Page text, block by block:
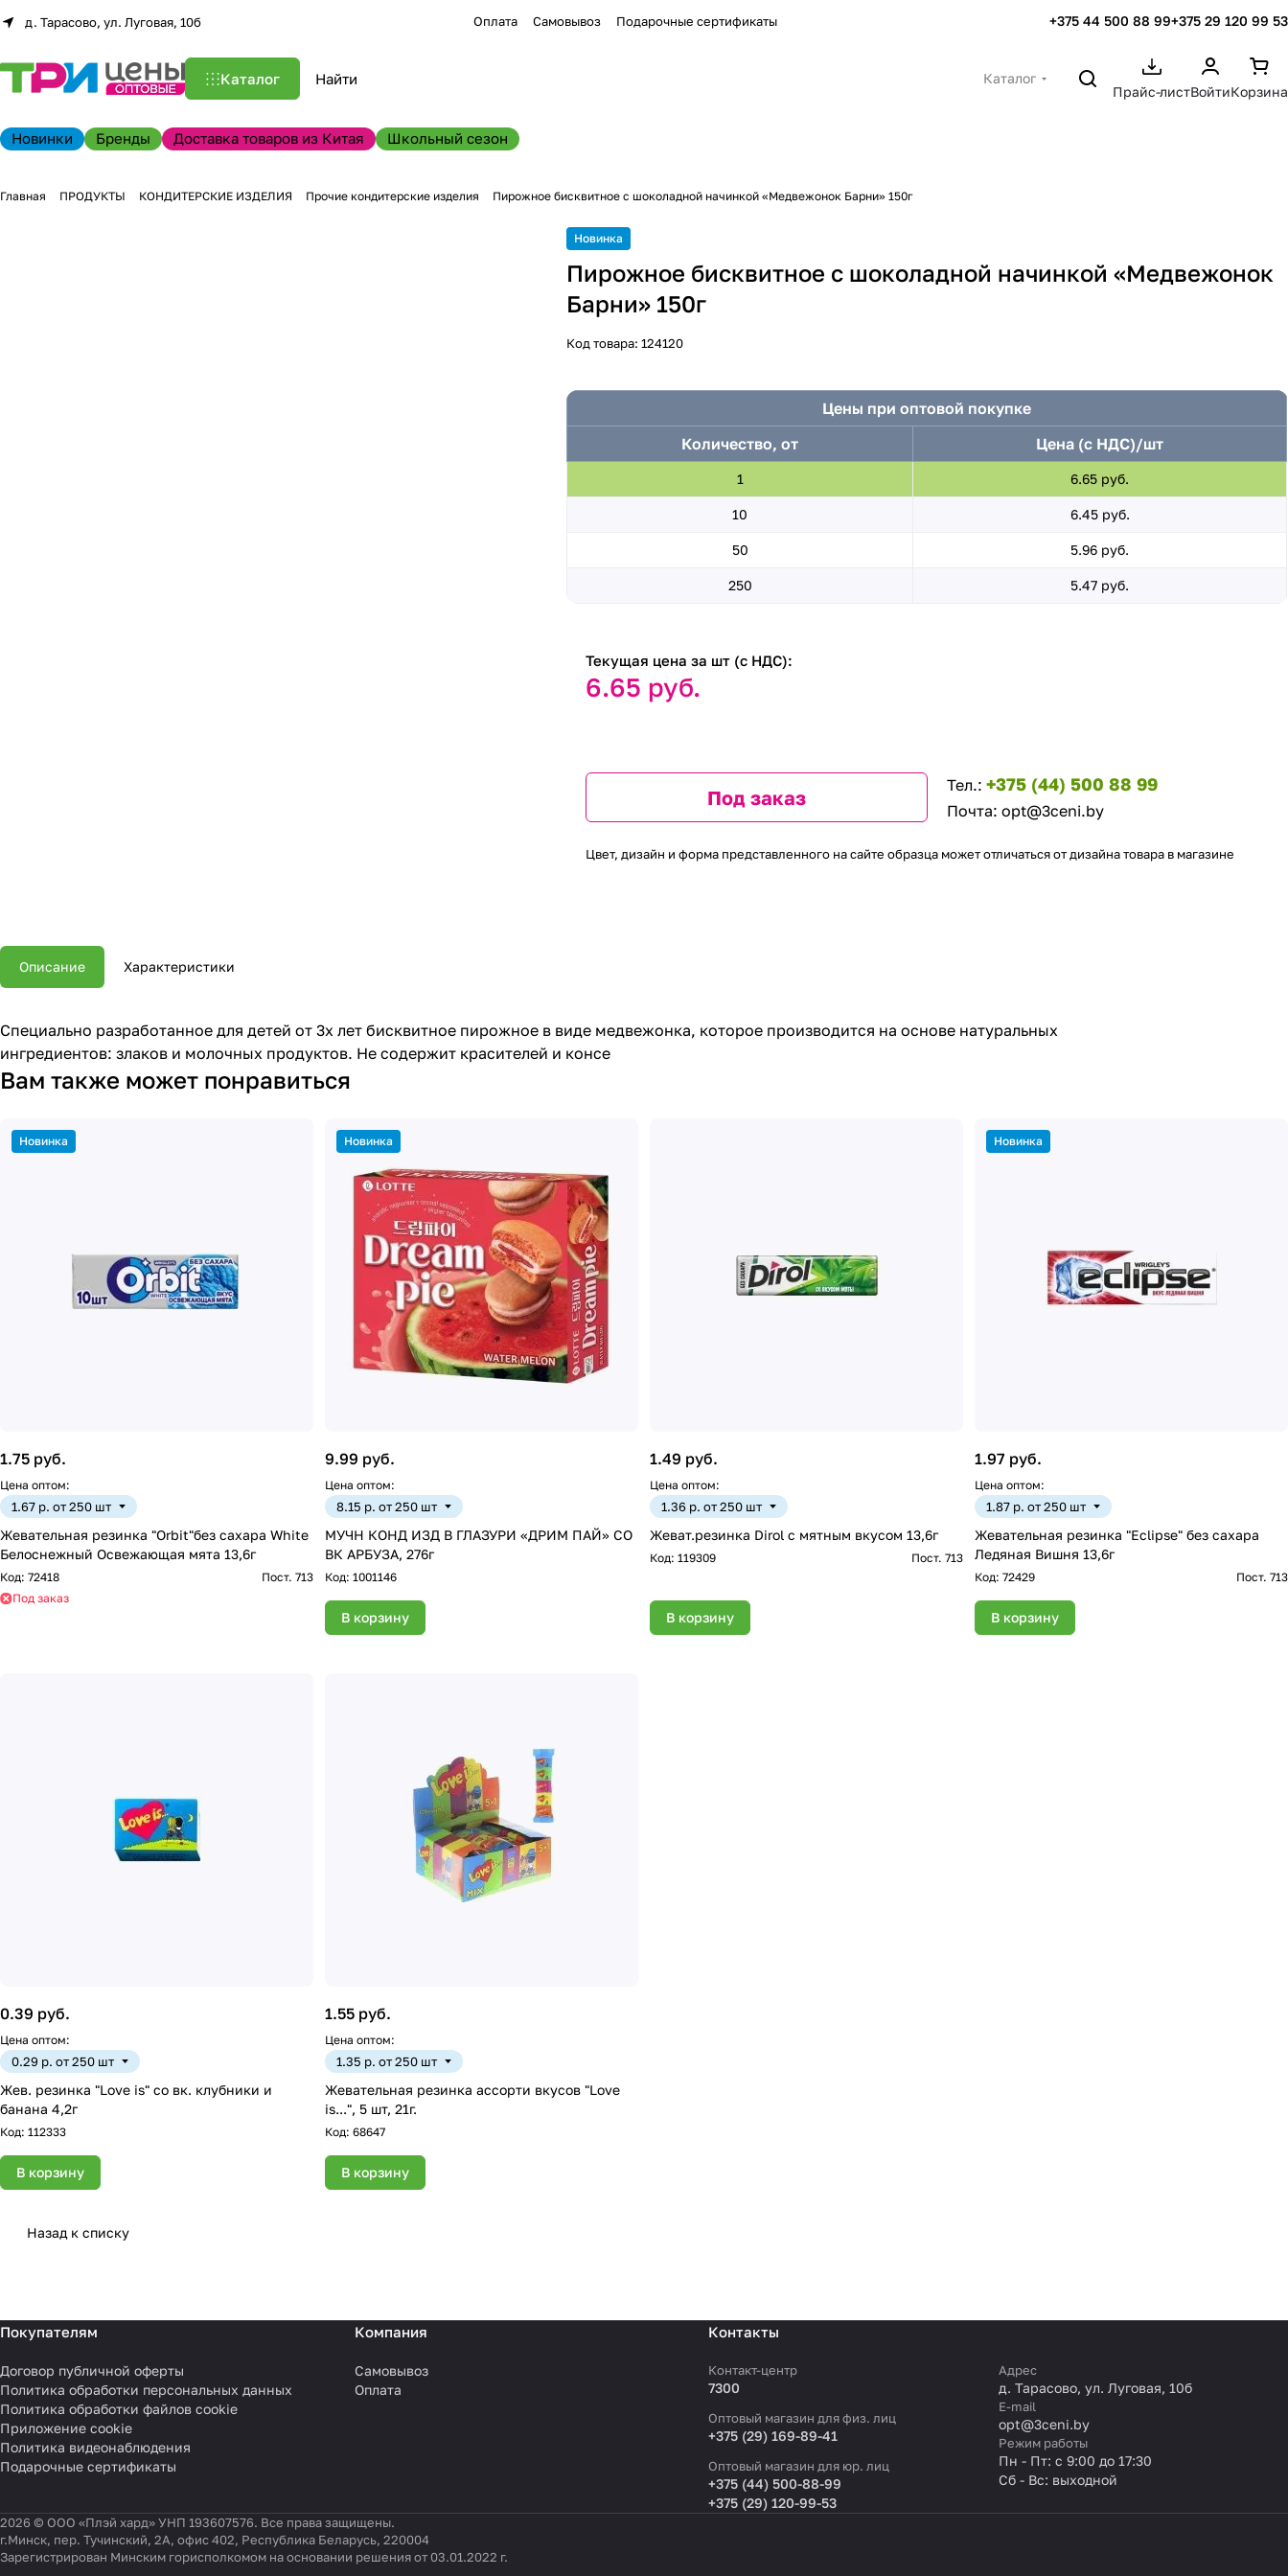
д. Тарасово, ул. Луговая, 10б Оплата Самовывоз Подарочные сертификаты +375 44 500 88 99+375 29 120 99 53
Каталог
Каталог
Прайс-листВойтиКорзина
Новинки Бренды Доставка товаров из Китая Школьный сезон
Главная ПРОДУКТЫ КОНДИТЕРСКИЕ ИЗДЕЛИЯ Прочие кондитерские изделия Пирожное бисквитное с шоколадной начинкой «Медвежонок Барни» 150г
Новинка
Пирожное бисквитное с шоколадной начинкой «Медвежонок
Барни» 150г
Код товара:124120
Цены при оптовой покупке
Количество, от
Цена (с НДС)/шт
1 6.65 руб.
10 6.45 руб.
50 5.96 руб.
250 5.47 руб.
Текущая цена за шт (с НДС):
6.65 руб.
Под заказ
Тел.: +375 (44) 500 88 99
Почта: opt@3ceni.by
Цвет, дизайн и форма представленного на сайте образца может отличаться от дизайна товара в магазине
Описание Характеристики
Специально разработанное для детей от 3х лет бисквитное пирожное в виде медвежонка, которое производится на основе натуральных
ингредиентов: злаков и молочных продуктов. Не содержит красителей и консе
Вам также может понравиться
Новинка
1.75 руб.
Цена оптом:
1.67 р. от 250 шт
Жевательная резинка "Orbit"без сахара White
Белоснежный Освежающая мята 13,6г
Код: 72418
Пост. 713
Под заказ
Новинка
9.99 руб.
Цена оптом:
8.15 р. от 250 шт
МУЧН КОНД ИЗД В ГЛАЗУРИ «ДРИМ ПАЙ» СО
ВК АРБУЗА, 276г
Код: 1001146
В корзину
1.49 руб.
Цена оптом:
1.36 р. от 250 шт
Жеват.резинка Dirol с мятным вкусом 13,6г
Код: 119309 Пост. 713
В корзину
Новинка
1.97 руб.
Цена оптом:
1.87 р. от 250 шт
Жевательная резинка "Eclipse" без сахара
Ледяная Вишня 13,6г
Код: 72429 Пост. 713
В корзину
0.39 руб.
Цена оптом:
0.29 р. от 250 шт
Жев. резинка "Love is" со вк. клубники и
банана 4,2г
Код: 112333
В корзину
1.55 руб.
Цена оптом:
1.35 р. от 250 шт
Жевательная резинка ассорти вкусов "Love
is...", 5 шт, 21г.
Код: 68647
В корзину
Назад к списку
Покупателям
Договор публичной оферты
Политика обработки персональных данных
Политика обработки файлов cookie
Приложение cookie
Политика видеонаблюдения
Подарочные сертификаты
Компания
Самовывоз
Оплата
Контакты
Контакт-центр
7300
Оптовый магазин для физ. лиц
+375 (29) 169-89-41
Оптовый магазин для юр. лиц
+375 (44) 500-88-99
+375 (29) 120-99-53
Адрес
д. Тарасово, ул. Луговая, 10б
E-mail
opt@3ceni.by
Режим работы
Пн - Пт: с 9:00 до 17:30
Сб - Вс: выходной
2026 © ООО «Плэй хард» УНП 193607576. Все права защищены.
г.Минск, пер. Тучинский, 2А, офис 402, Республика Беларусь, 220004
Зарегистрирован Минским горисполкомом на основании решения от 03.01.2022 г.